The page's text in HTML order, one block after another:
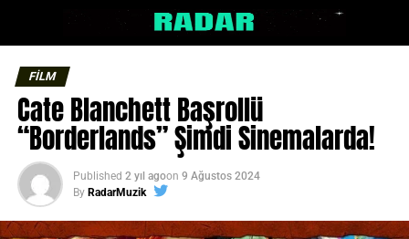
FİLM
Cate Blanchett Başrollü
“Borderlands” Şimdi Sinemalarda!
Published 2 yıl agoon 9 Ağustos 2024
By RadarMuzik